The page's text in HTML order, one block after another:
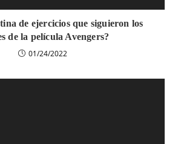
de ejercicios que siguieron los
de la película Avengers?
01/24/2022